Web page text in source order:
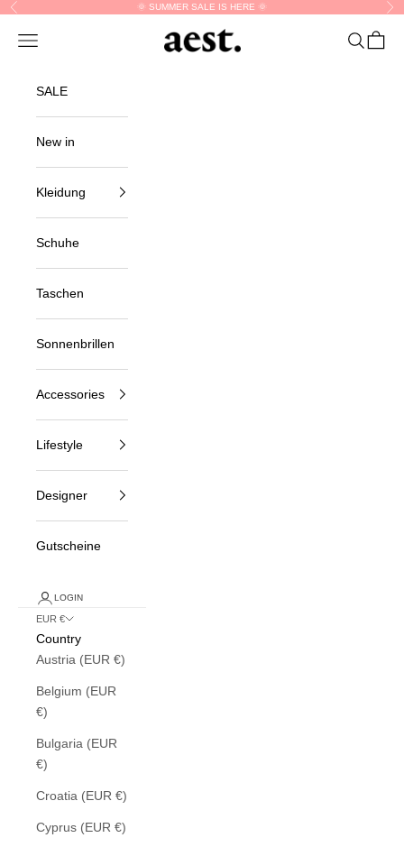
Skip to content
Previous 🌞 SUMMER SALE IS HERE 🌞
aest.
Navigation menu Search
Cart
SALE
New in
Kleidung
Schuhe
Taschen
Sonnenbrillen
Accessories
Lifestyle
Designer
Gutscheine
LOGIN
EUR €
Country
Austria (EUR €)
Belgium (EUR
€)
Bulgaria (EUR
€)
Croatia (EUR €)
Cyprus (EUR €)